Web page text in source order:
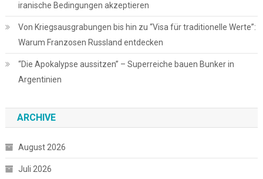
iranische Bedingungen akzeptieren
Von Kriegsausgrabungen bis hin zu “Visa für traditionelle Werte”:
Warum Franzosen Russland entdecken
“Die Apokalypse aussitzen” – Superreiche bauen Bunker in
Argentinien
ARCHIVE
August 2026
Juli 2026